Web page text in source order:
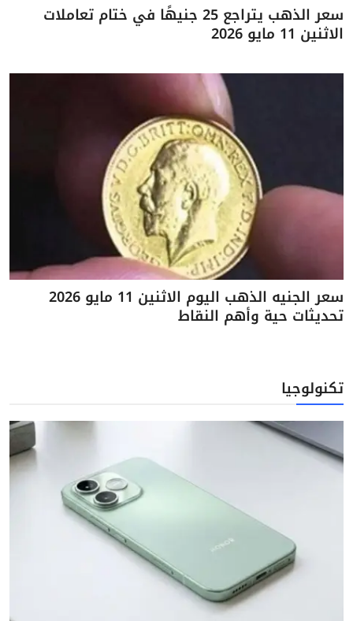
سعر الذهب يتراجع 25 جنيهًا في ختام تعاملات
الاثنين 11 مايو 2026
سعر الجنيه الذهب اليوم الاثنين 11 مايو 2026
تحديثات حية وأهم النقاط
تكنولوجيا